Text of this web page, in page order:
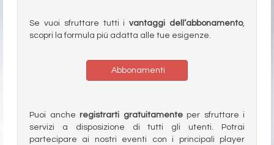
Se vuoi sfruttare tutti ivantaggi dell’abbonamento,
scopri la formula più adatta alle tue esigenze.
Abbonamenti
Puoi anche registrarti gratuitamenteper sfruttare i
servizi a disposizione di tutti gli utenti. Potrai
partecipare ai nostri eventi con i principali player